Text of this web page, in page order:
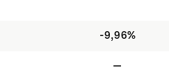
-9,96%
—